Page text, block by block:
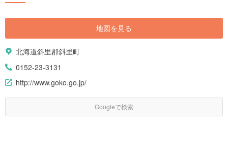
地図を見る
北海道斜里郡斜里町
0152-23-3131
http://www.goko.go.jp/
Googleで検索